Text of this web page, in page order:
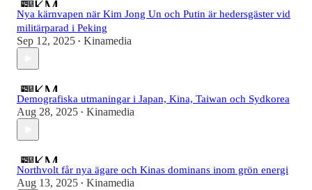
Nya kärnvapen när Kim Jong Un och Putin är hedersgäster vid
militärparad i Peking
Sep 12, 2025 • Kinamedia
Demografiska utmaningar i Japan, Kina, Taiwan och Sydkorea
Aug 28, 2025 • Kinamedia
Northvolt får nya ägare och Kinas dominans inom grön energi
Aug 13, 2025 • Kinamedia